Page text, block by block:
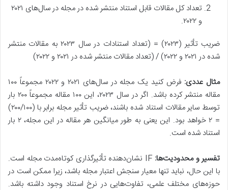
تعداد کل مقالات قابل استناد منتشر شده در مجله در سال‌های ۲۰۲۱
و ۲۰۲۲.
ضریب تأثیر (۲۰۲۳) = (تعداد استنادات در سال ۲۰۲۳ به مقالات منتشر
شده در ۲۰۲۱ و ۲۰۲۲) / (تعداد مقالات منتشر شده در ۲۰۲۱ و ۲۰۲۲)
مثال عددی:
فرض کنید یک مجله در سال‌های ۲۰۲۱ و ۲۰۲۲ مجموعاً ۱۰۰
مقاله منتشر کرده باشد. اگر در سال ۲۰۲۳، این ۱۰۰ مقاله مجموعاً ۲۰۰ بار
توسط سایر مقالات استناد شده باشند، ضریب تأثیر مجله برابر با (۲۰۰/۱۰۰)
= ۲ خواهد بود. این یعنی به طور میانگین هر مقاله در این مجله، ۲ بار
استناد شده است.
تفسیر و محدودیت‌ها:
IF نشان‌دهنده تأثیرگذاری کوتاه‌مدت مجله است.
با این حال، نباید تنها معیار سنجش اعتبار مجله باشد، زیرا ممکن است در
حوزه‌های مختلف علمی، تفاوت‌هایی در نرخ استناد وجود داشته باشد.